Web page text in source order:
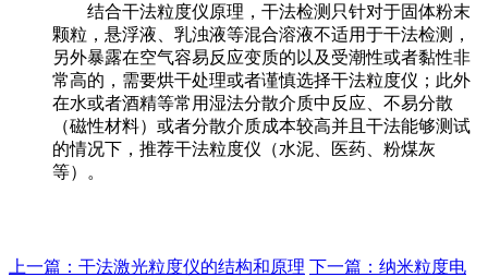
结合干法粒度仪原理，干法检测只针对于固体粉末
颗粒，悬浮液、乳浊液等混合溶液不适用于干法检测，
另外暴露在空气容易反应变质的以及受潮性或者黏性非
常高的，需要烘干处理或者谨慎选择干法粒度仪；此外
在水或者酒精等常用湿法分散介质中反应、不易分散
（磁性材料）或者分散介质成本较高并且干法能够测试
的情况下，推荐干法粒度仪（水泥、医药、粉煤灰
等）。
上一篇：干法激光粒度仪的结构和原理 下一篇：纳米粒度电